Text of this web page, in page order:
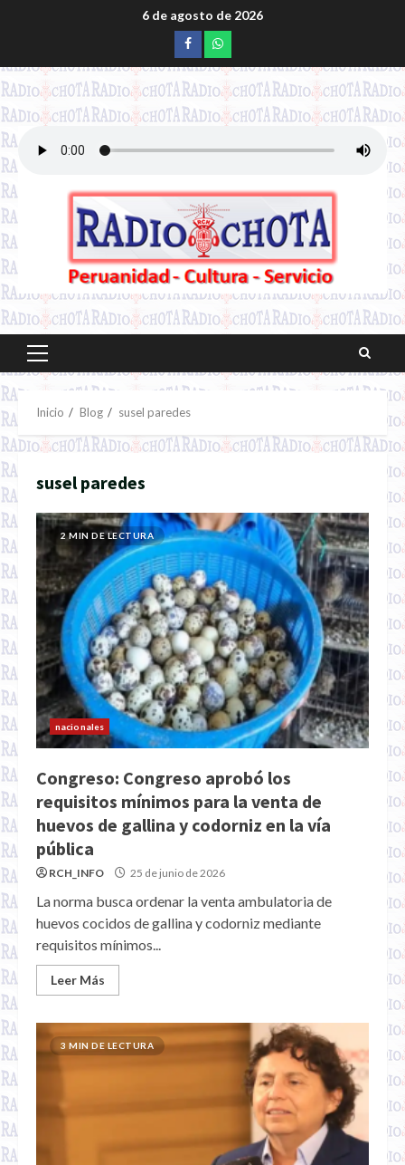
6 de agosto de 2026
Facebookwhatsapp
Menú
principal
Inicio Blog susel paredes
susel paredes
2 MIN DE LECTURA
nacionales
Congreso: Congreso aprobó los
requisitos mínimos para la venta de
huevos de gallina y codorniz en la vía
pública
RCH_INFO 25 de junio de 2026
La norma busca ordenar la venta ambulatoria de
huevos cocidos de gallina y codorniz mediante
requisitos mínimos...
Leer Más
3 MIN DE LECTURA